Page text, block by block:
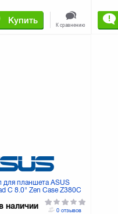
Купить
К сравнению
для планшета ASUS
C 8.0" Zen Case Z380C
Silver (90XB015P-
наличии 0 отзывов